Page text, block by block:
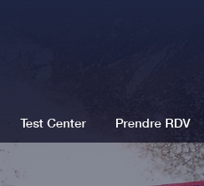
Test Center Prendre RDV